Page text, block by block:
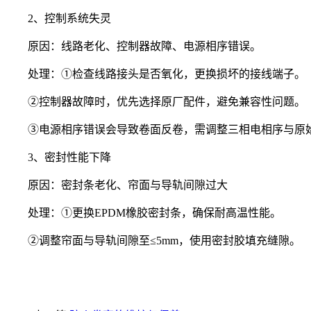
2、控制系统失灵
原因：线路老化、控制器故障、电源相序错误。
处理：①检查线路接头是否氧化，更换损坏的接线端子。
②控制器故障时，优先选择原厂配件，避免兼容性问题。
③电源相序错误会导致卷面反卷，需调整三相电相序与原
3、密封性能下降
原因：密封条老化、帘面与导轨间隙过大
处理：①更换EPDM橡胶密封条，确保耐高温性能。
②调整帘面与导轨间隙至≤5mm，使用密封胶填充缝隙。